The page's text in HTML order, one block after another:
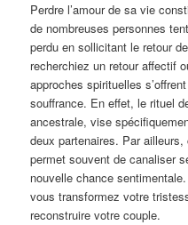
Perdre l’amour de sa vie
de nombreuses personnes
perdu en sollicitant le retour
recherchiez un retour affectif
approches spirituelles
souffrance. En effet, le rituel
ancestrale, vise
deux partenaires. Par
permet souvent de canaliser
nouvelle chance
vous transformez votre
reconstruire votre couple.